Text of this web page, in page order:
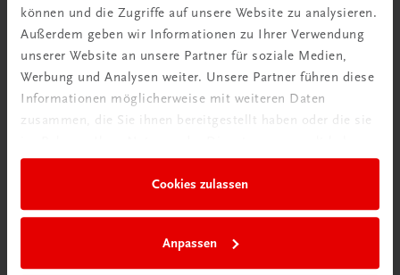
können und die Zugriffe auf unsere Website zu analysieren.
Außerdem geben wir Informationen zu Ihrer Verwendung
unserer Website an unsere Partner für soziale Medien,
Werbung und Analysen weiter. Unsere Partner führen diese
Informationen möglicherweise mit weiteren Daten
zusammen, die Sie ihnen bereitgestellt haben oder die sie
Cookies zulassen
Anpassen
mehr erfahren
TRAUNER Verlag + Buchservice GmbH
Köglstraße 14 | 4020 Linz
buchservice@trauner.at
WhatsApp:+43 664 88 58 69 41